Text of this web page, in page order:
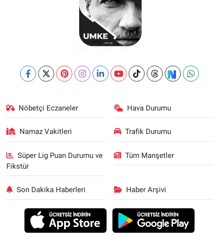
Nöbetçi Eczaneler Hava Durumu
Namaz Vakitleri Trafik Durumu
Süper Lig Puan Durumu ve
Fikstür
Tüm Manşetler
Son Dakika Haberleri Haber Arşivi